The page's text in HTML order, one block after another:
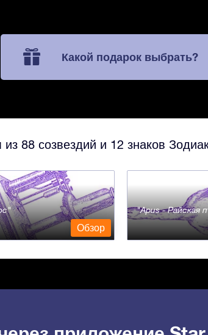
Какой подарок выбрать?
88 созвездий и 12 знаков
Обзор
Apus - Райская